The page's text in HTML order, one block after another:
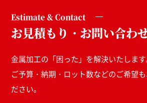
Estimate & Contact
お見積もり・お問い合わ
金属加工の「困った」を解決いたします
ご予算・納期・ロット数などのご希望
ださい。